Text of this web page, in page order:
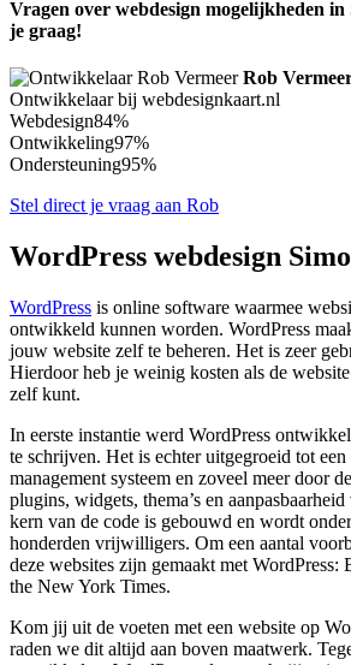
Vragen over webdesign mogelijkheden
je graag!
Rob
Ontwikkelaar bij webdesignkaart.nl
Webdesign84%
Ontwikkeling97%
Ondersteuning95%
Stel direct je vraag aan Rob
WordPress webdesign
WordPress is online software waarmee
ontwikkeld kunnen worden. WordPress
jouw website zelf te beheren. Het is zeer
Hierdoor heb je weinig kosten als de
zelf kunt.
In eerste instantie werd WordPress
te schrijven. Het is echter uitgegroeid tot
management systeem en zoveel meer door
plugins, widgets, thema’s en
kern van de code is gebouwd en wordt
honderden vrijwilligers. Om een aantal
deze websites zijn gemaakt met WordPress:
the New York Times.
Kom jij uit de voeten met een website op
raden we dit altijd aan boven maatwerk.